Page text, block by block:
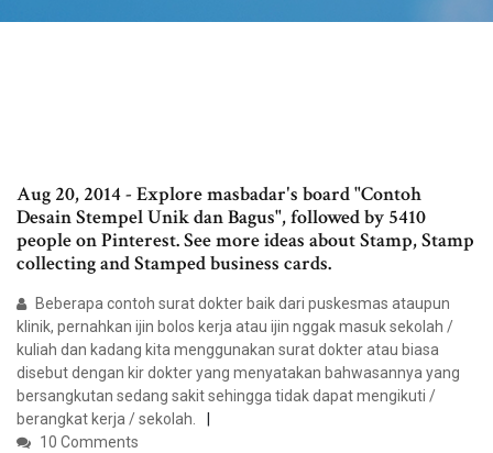
Aug 20, 2014 - Explore masbadar's board "Contoh
Desain Stempel Unik dan Bagus", followed by 5410
people on Pinterest. See more ideas about Stamp, Stamp
collecting and Stamped business cards.
Beberapa contoh surat dokter baik dari puskesmas ataupun
klinik, pernahkan ijin bolos kerja atau ijin nggak masuk sekolah /
kuliah dan kadang kita menggunakan surat dokter atau biasa
disebut dengan kir dokter yang menyatakan bahwasannya yang
bersangkutan sedang sakit sehingga tidak dapat mengikuti /
berangkat kerja / sekolah.
10 Comments